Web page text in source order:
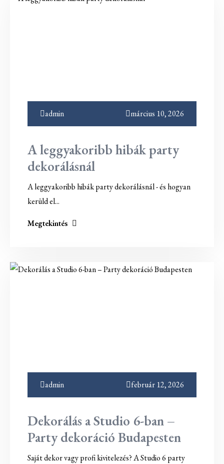
admin március 10, 2026
A leggyakoribb hibák party
dekorálásnál
A leggyakoribb hibák party dekorálásnál - és hogyan
kerüld el...
Megtekintés
admin február 12, 2026
Dekorálás a Studio 6-ban –
Party dekoráció Budapesten
Saját dekor vagy profi kivitelezés? A Studio 6 party